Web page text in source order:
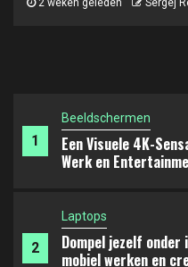
2
Laptops
Dompel jezelf onder
mobiel werken en
3
Tablets
Een Nieuwe
Grondige